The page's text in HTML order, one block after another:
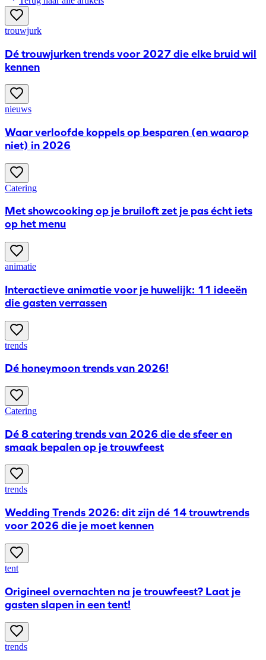
trouwjurk
Dé trouwjurken trends voor 2027 die elke bruid wil
kennen
nieuws
​Waar verloofde koppels op besparen (en waarop
niet) in 2026
Catering
Met showcooking op je bruiloft zet je pas écht iets
op het menu
animatie
Interactieve animatie voor je huwelijk: 11 ideeën
die gasten verrassen
trends
Dé honeymoon trends van 2026!
Catering
Dé 8 catering trends van 2026 die de sfeer en
smaak bepalen op je trouwfeest
trends
Wedding Trends 2026: dit zijn dé 14 trouwtrends
voor 2026 die je moet kennen
tent
Origineel overnachten na je trouwfeest? Laat je
gasten slapen in een tent!
trends